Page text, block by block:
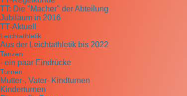
TT: Die "Macher" der Abteilung
Jubiläum in 2016
TT-Aktuell
Leichtathletik
Aus der Leichtathletik bis 2022
Tanzen
- ein paar Eindrücke
Turnen
Mutter-, Vater- Kindturnen
Kinderturnen